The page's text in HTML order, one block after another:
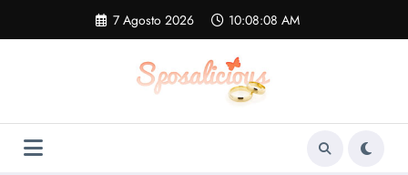
contenuto
7 Agosto 2026 10:08:09 AM